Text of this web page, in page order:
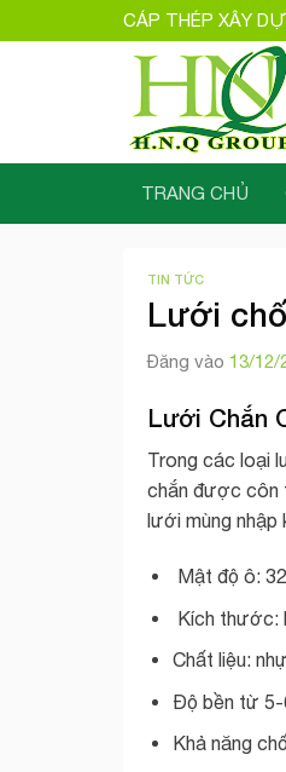
qua
CÁP THÉP XÂY
TRANG CHỦ
TIN TỨC
Lưới
Đăng vào 13/12/
Lưới Chắn
Trong các loại
chắn được côn
lưới mùng nhập
Mật độ ô:
Kích thước:
Chất liệu:
Độ bền từ 5-
Khả năng